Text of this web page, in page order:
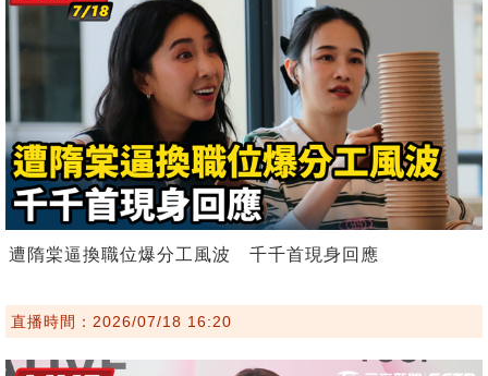
遭隋棠逼換職位爆分工風波 千千首現身回應
直播時間：2026/07/18 16:20